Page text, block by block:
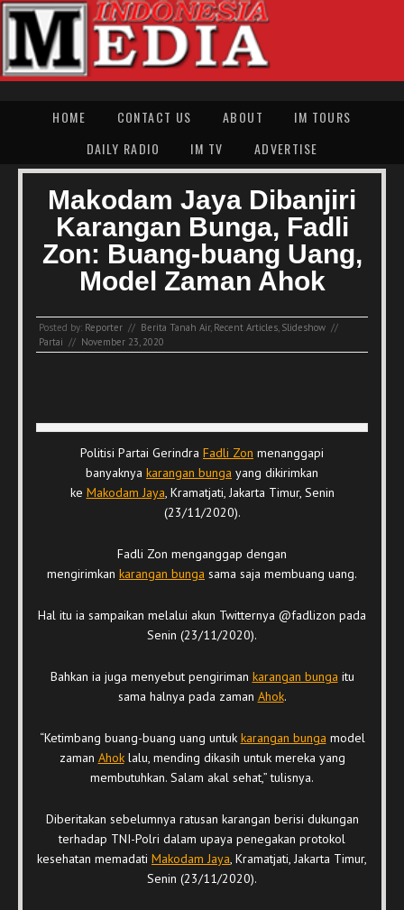
HOME CONTACT US ABOUT
IM TOURS
DAILY RADIO
IM TV ADVERTISE
Makodam Jaya Dibanjiri
Karangan Bunga, Fadli
Zon: Buang-buang Uang,
Model Zaman Ahok
Posted by: Reporter // Berita Tanah Air, Recent Articles Slideshow //
Partai // November 23, 2020
Politisi Partai Gerindra Fadli Zon menanggapi
banyaknya karangan bunga yang dikirimkan
ke Makodam Jaya , Kramatjati, Jakarta Timur, Senin
(23/11/2020).
Fadli Zon menganggap dengan
mengirimkan karangan bunga sama saja membuang uang.
Hal itu ia sampaikan melalui akun Twitternya @fadlizon pada
Senin (23/11/2020).
Bahkan ia juga menyebut pengiriman karangan bunga itu
sama halnya pada zaman Ahok.
“Ketimbang buang-buang uang untuk karangan bunga model
zaman Ahoklalu, mending dikasih untuk mereka yang
membutuhkan. Salam akal sehat,” tulisnya.
Diberitakan sebelumnya ratusan karangan berisi dukungan
terhadap TNI-Polri dalam upaya penegakan protokol
kesehatan memadati Makodam Jaya , Kramatjati, Jakarta Timur,
Senin (23/11/2020).